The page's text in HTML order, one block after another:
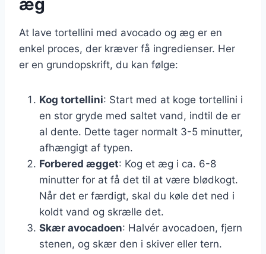
At lave tortellini med avocado og æg er en
enkel proces, der kræver få ingredienser. Her
er en grundopskrift, du kan følge:
Kog tortellini: Start med at koge tortellini i
en stor gryde med saltet vand, indtil de er
al dente. Dette tager normalt 3-5 minutter,
afhængigt af typen.
Forbered ægget: Kog et æg i ca. 6-8
minutter for at få det til at være blødkogt.
Når det er færdigt, skal du køle det ned i
koldt vand og skrælle det.
Skær avocadoen: Halvér avocadoen, fjern
stenen, og skær den i skiver eller tern.